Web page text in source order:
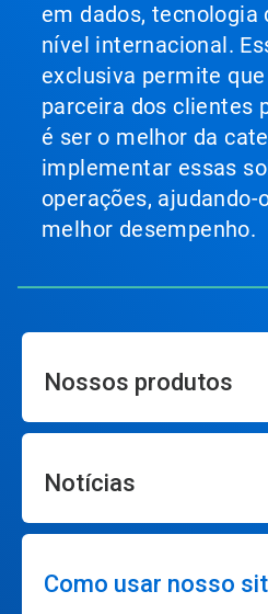
em dados, tecnologia
nível internacional.
exclusiva permite
parceira dos clientes
é ser o melhor da
implementar essas
operações, ajudando-
melhor desempenho.
Nossos produtos
Notícias
Como usar nosso